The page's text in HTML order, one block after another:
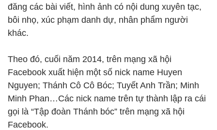
đăng các bài viết, hình ảnh có nội dung xuyên tạc,
bôi nhọ, xúc phạm danh dự, nhân phẩm người
khác.
Theo đó, cuối năm 2014, trên mạng xã hội
Facebook xuất hiện một số nick name Huyen
Nguyen; Thánh Cô Cô Bóc; Tuyết Anh Trần; Minh
Minh Phan…Các nick name trên tự thành lập ra cái
gọi là “Tập đoàn Thánh bóc” trên mạng xã hội
Facebook.